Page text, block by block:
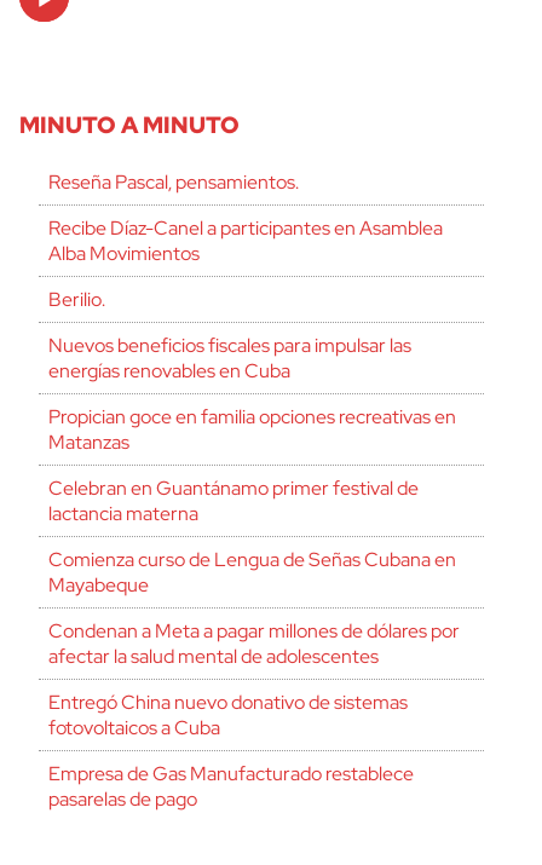
Player
MINUTO A MINUTO
Reseña Pascal, pensamientos.
Recibe Díaz-Canel a participantes en Asamblea
Alba Movimientos
Berilio.
Nuevos beneficios fiscales para impulsar las
energías renovables en Cuba
Propician goce en familia opciones recreativas en
Matanzas
Celebran en Guantánamo primer festival de
lactancia materna
Comienza curso de Lengua de Señas Cubana en
Mayabeque
Condenan a Meta a pagar millones de dólares por
afectar la salud mental de adolescentes
Entregó China nuevo donativo de sistemas
fotovoltaicos a Cuba
Empresa de Gas Manufacturado restablece
pasarelas de pago